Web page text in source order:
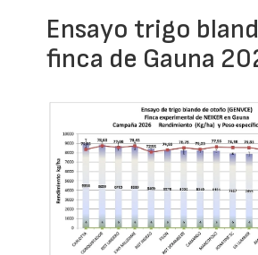
Ensayo trigo
finca de Gauna